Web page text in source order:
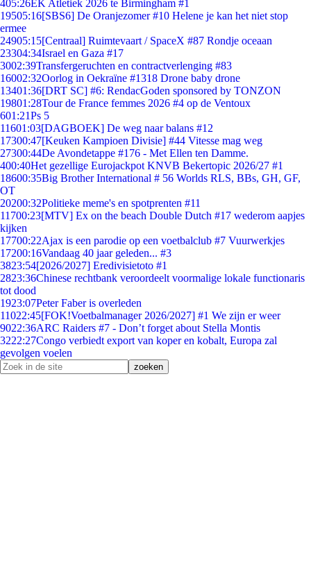
405:26EK Atletiek 2026 te Birmingham #1
19505:16[SBS6] De Oranjezomer #10 Helene je kan het niet stop
ermee
24905:15[Centraal] Ruimtevaart / SpaceX #87 Rondje oceaan
23304:34Israel en Gaza #17
3002:39Transfergeruchten en contractverlenging #83
16002:32Oorlog in Oekraïne #1318 Drone baby drone
13401:36[DRT SC] #6: RendacGoden sponsored by TONZON
19801:28Tour de France femmes 2026 #4 op de Ventoux
601:21Ps 5
11601:03[DAGBOEK] De weg naar balans #12
17300:47[Keuken Kampioen Divisie] #44 Vitesse mag weg
27300:44De Avondetappe #176 - Met Ellen ten Damme.
400:40Het gezellige Eurojackpot KNVB Bekertopic 2026/27 #1
18600:35Big Brother International # 56 Worlds RLS, BBs, GH, GF,
OT
20200:32Politieke meme's en spotprenten #11
11700:23[MTV] Ex on the beach Double Dutch #17 wederom aapjes
kijken
17700:22Ajax is een parodie op een voetbalclub #7 Vuurwerkjes
17200:16Vandaag 40 jaar geleden... #3
3823:54[2026/2027] Eredivisietoto #1
2823:36Chinese rechtbank veroordeelt voormalige lokale functionaris
tot dood
1923:07Peter Faber is overleden
11022:45[FOK!Voetbalmanager 2026/2027] #1 We zijn er weer
9022:36ARC Raiders #7 - Don’t forget about Stella Montis
3222:27Congo verbiedt export van koper en kobalt, Europa zal
gevolgen voelen